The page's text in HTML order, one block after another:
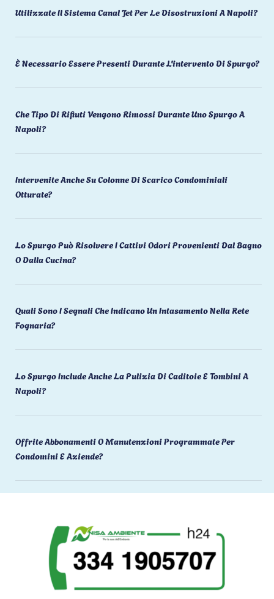
Utilizzate Il Sistema Canal Jet Per Le Disostruzioni A Napoli?
È Necessario Essere Presenti Durante L'intervento Di Spurgo?
Che Tipo Di Rifiuti Vengono Rimossi Durante Uno Spurgo A
Napoli?
Intervenite Anche Su Colonne Di Scarico Condominiali
Otturate?
Lo Spurgo Può Risolvere I Cattivi Odori Provenienti Dal Bagno
O Dalla Cucina?
Quali Sono I Segnali Che Indicano Un Intasamento Nella Rete
Fognaria?
Lo Spurgo Include Anche La Pulizia Di Caditoie E Tombini A
Napoli?
Offrite Abbonamenti O Manutenzioni Programmate Per
Condomini E Aziende?